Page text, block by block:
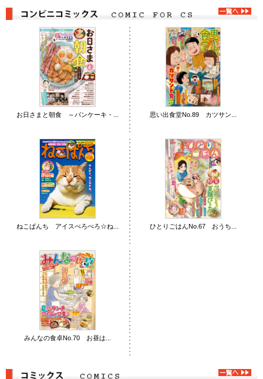
お日さまと朝食 ～パンケーキ・... 思い出食堂No.89 カツサン...
ねこぱんち アイスぺろぺろ☆ね... ひとりごはんNo.67 おうち...
みんなの食卓No.70 お昼は...